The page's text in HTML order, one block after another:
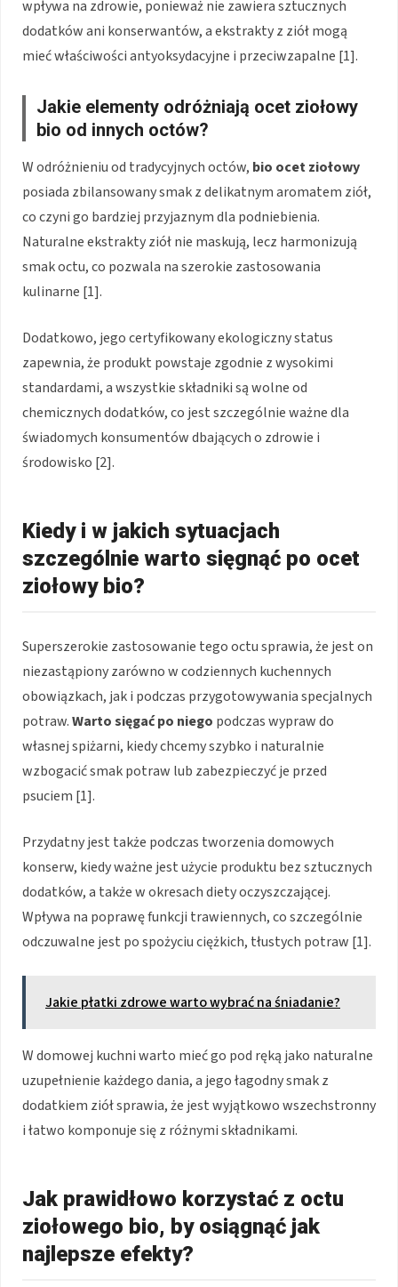
wpływa na zdrowie, ponieważ nie zawiera sztucznych
dodatków ani konserwantów, a ekstrakty z ziół mogą
mieć właściwości antyoksydacyjne i przeciwzapalne [1].
Jakie elementy odróżniają ocet ziołowy
bio od innych octów?
W odróżnieniu od tradycyjnych octów, bio ocet ziołowy
posiada zbilansowany smak z delikatnym aromatem ziół,
co czyni go bardziej przyjaznym dla podniebienia.
Naturalne ekstrakty ziół nie maskują, lecz harmonizują
smak octu, co pozwala na szerokie zastosowania
kulinarne [1].
Dodatkowo, jego certyfikowany ekologiczny status
zapewnia, że produkt powstaje zgodnie z wysokimi
standardami, a wszystkie składniki są wolne od
chemicznych dodatków, co jest szczególnie ważne dla
świadomych konsumentów dbających o zdrowie i
środowisko [2].
Kiedy i w jakich sytuacjach
szczególnie warto sięgnąć po ocet
ziołowy bio?
Superszerokie zastosowanie tego octu sprawia, że jest on
niezastąpiony zarówno w codziennych kuchennych
obowiązkach, jak i podczas przygotowywania specjalnych
potraw.Warto sięgać po niego podczas wypraw do
własnej spiżarni, kiedy chcemy szybko i naturalnie
wzbogacić smak potraw lub zabezpieczyć je przed
psuciem [1].
Przydatny jest także podczas tworzenia domowych
konserw, kiedy ważne jest użycie produktu bez sztucznych
dodatków, a także w okresach diety oczyszczającej.
Wpływa na poprawę funkcji trawiennych, co szczególnie
odczuwalne jest po spożyciu ciężkich, tłustych potraw [1].
Jakie płatki zdrowe warto wybrać na śniadanie?
W domowej kuchni warto mieć go pod ręką jako naturalne
uzupełnienie każdego dania, a jego łagodny smak z
dodatkiem ziół sprawia, że jest wyjątkowo wszechstronny
i łatwo komponuje się z różnymi składnikami.
Jak prawidłowo korzystać z octu
ziołowego bio, by osiągnąć jak
najlepsze efekty?